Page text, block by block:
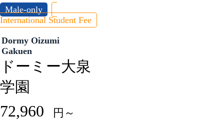
Male-only
International Student Fee
Dormy Oizumi
Gakuen
ドーミー大泉
学園
72,960 円～